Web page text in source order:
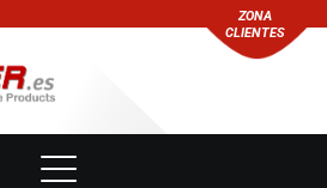
ZONA
CLIENTES